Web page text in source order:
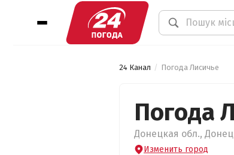
24 Канал Погода Лисичье
Погода
Донецкая обл.,
Изменить город